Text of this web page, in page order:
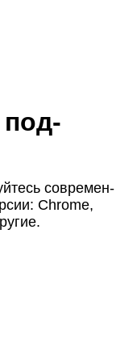
под­
совре­мен­
Chrome,